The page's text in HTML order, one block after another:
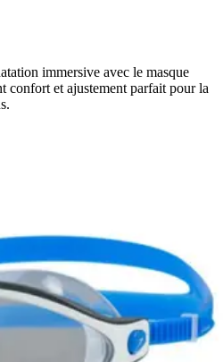
immersive avec le masque
et ajustement parfait pour la